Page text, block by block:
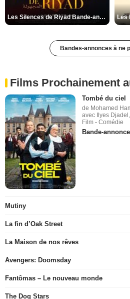
Les Silences de Riyad Bande-annonce VO STFR
Bandes-annonces à ne
Films Prochainement
Tombé du ciel
de Mohamed
avec Ilyes
Film - Comédie
Bande-annonce
Mutiny
La fin d’Oak Street
La Maison de nos rêves
Avengers: Doomsday
Fantômas – Le nouveau monde
The Dog Stars